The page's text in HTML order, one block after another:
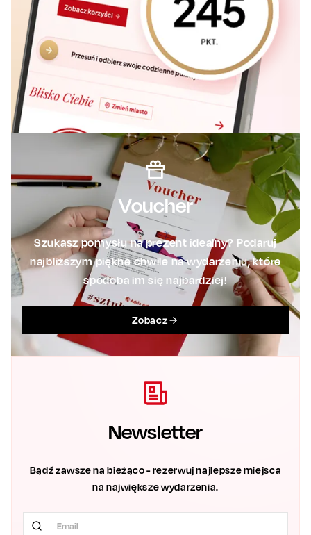
Voucher
Szukasz pomysłu na prezent idealny? Podaruj
najbliższym piękne chwile na wydarzeniu, które
spodoba im się najbardziej!
Zobacz
Newsletter
Bądź zawsze na bieżąco - rezerwuj najlepsze miejsca
na największe wydarzenia.